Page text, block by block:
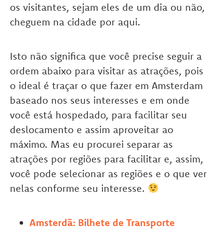
os visitantes, sejam eles de um dia ou não,
cheguem na cidade por aqui.
Isto não significa que você precise seguir a
ordem abaixo para visitar as atrações, pois
o ideal é traçar o que fazer em Amsterdam
baseado nos seus interesses e em onde
você está hospedado, para facilitar seu
deslocamento e assim aproveitar ao
máximo. Mas eu procurei separar as
atrações por regiões para facilitar e, assim,
você pode selecionar as regiões e o que ver
nelas conforme seu interesse.
Amsterdã: Bilhete de Transporte